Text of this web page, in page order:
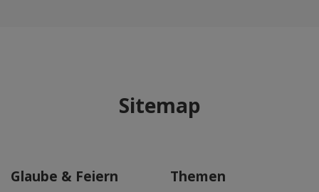
Sitemap
Glaube & Feiern Themen